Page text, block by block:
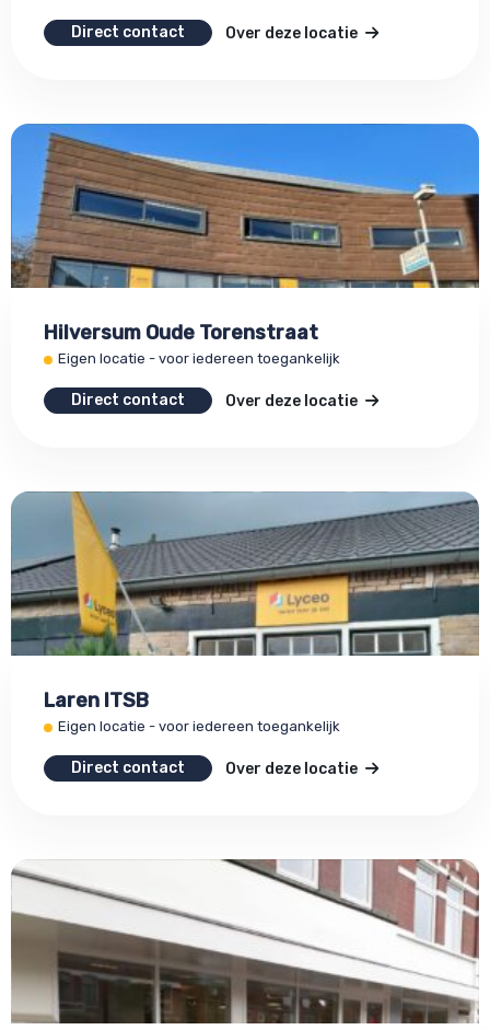
Direct contact Over deze locatie
Hilversum Oude Torenstraat
Eigen locatie - voor iedereen toegankelijk
Direct contact Over deze locatie
Laren ITSB
Eigen locatie - voor iedereen toegankelijk
Direct contact Over deze locatie